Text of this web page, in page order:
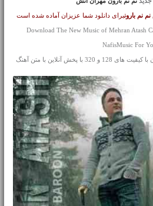
نم نم بارونبرای دانلود شما عزیزان آماده شده است
Download The New Music of Mehran Atash
NafisMusic For
پخش آنلاین با متن آهنگ